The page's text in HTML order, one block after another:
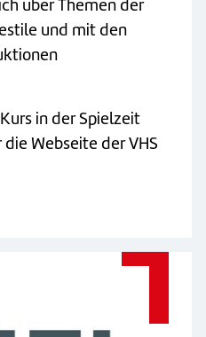
über Themen der
und mit den
in der Spielzeit
Webseite der VHS